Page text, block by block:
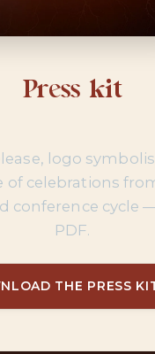
Press kit
logo
celebrations
conference cycle
PDF.
THE PRESS